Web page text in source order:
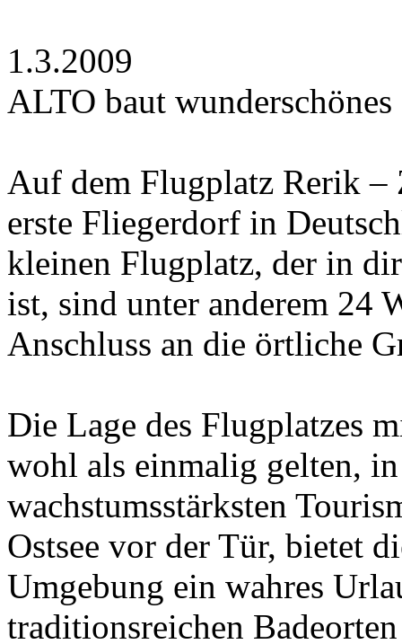
1.3.2009
ALTO baut
Auf dem Flugplatz Rerik –
erste Fliegerdorf in
kleinen Flugplatz, der in
ist, sind unter anderem 24
Anschluss an die örtliche
Die Lage des Flugplatzes
wohl als einmalig gelten,
wachstumsstärksten
Ostsee vor der Tür, bietet
Umgebung ein wahres
traditionsreichen